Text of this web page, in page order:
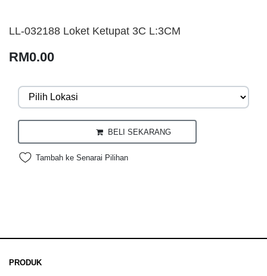
LL-032188 Loket Ketupat 3C L:3CM
RM0.00
BELI SEKARANG
Tambah ke Senarai Pilihan
PRODUK